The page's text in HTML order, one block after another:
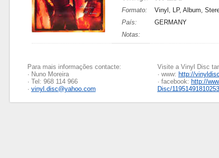
Formato:
Vinyl, LP, Album,
País:
GERMANY
Notas:
Para mais informações contacte:
· Nuno Moreira
· Tel: 968 114 966
· vinyl.disc@yahoo.com
Visite a Vinyl Disc
· www: http://
· facebook: http://
Disc/